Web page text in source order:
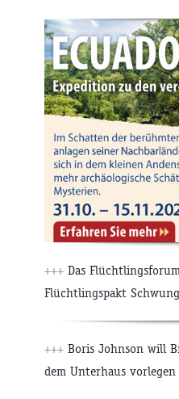
+++ Das
Flüchtlingspakt
+++ Boris Johnson will
dem Unterhaus vorlegen